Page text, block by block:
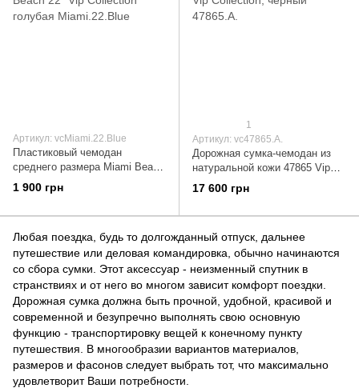
Артикул: vcMiami.22.Blue
Пластиковый чемодан
среднего размера Miami Beach
22" Vip Collection голубая
Miami.22.Blue
1 900 грн
1
Артикул: vc47865.A.
Дорожная сумка-чемодан из
натуральной кожи 47865 Vip
Collection, черный 47865.A.
17 600 грн
Любая поездка, будь то долгожданный отпуск, дальнее
путешествие или деловая командировка, обычно начинаются
со сбора сумки. Этот аксессуар - неизменный спутник в
странствиях и от него во многом зависит комфорт поездки.
Дорожная сумка должна быть прочной, удобной, красивой и
современной и безупречно выполнять свою основную
функцию - транспортировку вещей к конечному пункту
путешествия. В многообразии вариантов материалов,
размеров и фасонов следует выбрать тот, что максимально
удовлетворит Ваши потребности.